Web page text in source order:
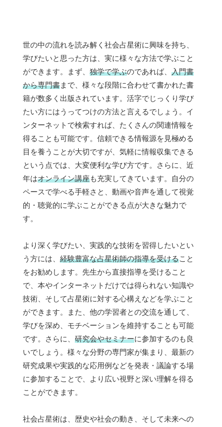
世の中の流れを読み解く社会占星術に興味を持ち、
学びたいと思った方は、実に様々な方法で学ぶこと
ができます。まず、 独学で学ぶのであれば、 入門書
から専門書まで、様々な段階に合わせて書かれた書
籍が数多く出版されています。活字でじっくり学び
たい方にはうってつけの方法と言えるでしょう。イ
ンターネットで検索すれば、たくさんの関連情報を
得ることも可能です。信頼できる情報源を見極める
目を養うことが大切ですが、気軽に情報収集できる
という点では、大変便利な学び方です。さらに、近
年はオンライン講座も充実してきています。自分の
ペースで学べる手軽さと、動画や音声を通して視覚
的・聴覚的に学ぶことができる点が大きな魅力で
す。
より深く学びたい、実践的な技術を習得したいとい
う方には、 経験豊富な占星術師の指導を受けること
をお勧めします。先生から直接指導を受けること
で、本やインターネットだけでは得られない知識や
技術、そして占星術に対する心構えなどを学ぶこと
ができます。また、他の学習者との交流を通して、
学びを深め、モチベーションを維持することも可能
です。さらに、 研究会やセミナーに参加するのも良
いでしょう。様々な分野の専門家が集まり、最新の
研究成果や実践的な応用例などを発表・議論する場
に参加することで、より広い視野と深い理解を得る
ことができます。
社会占星術は、歴史や社会の動き、そして未来への